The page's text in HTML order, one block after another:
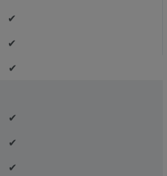
✔
✔
✔
✔
✔
✔